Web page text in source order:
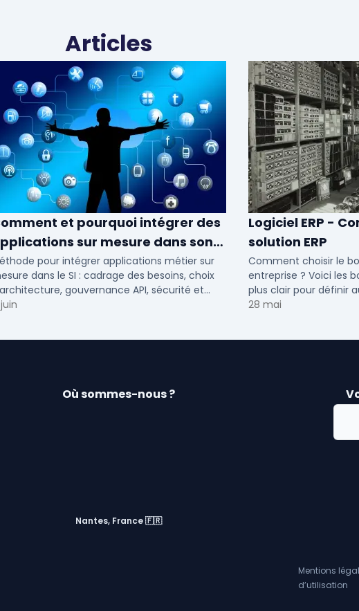
Articles
et pourquoi intégrer des
sur mesure dans son
?
pour intégrer applications métier sur
dans le SI : cadrage des besoins, choix
gouvernance API, sécurité et
du changement.
Logiciel ERP -
solution ERP
Comment choisir le
entreprise ? Voici les
plus clair pour définir
28 mai
Où sommes-nous ?
Nantes, France 🇫🇷
Mentions
d’utilisation